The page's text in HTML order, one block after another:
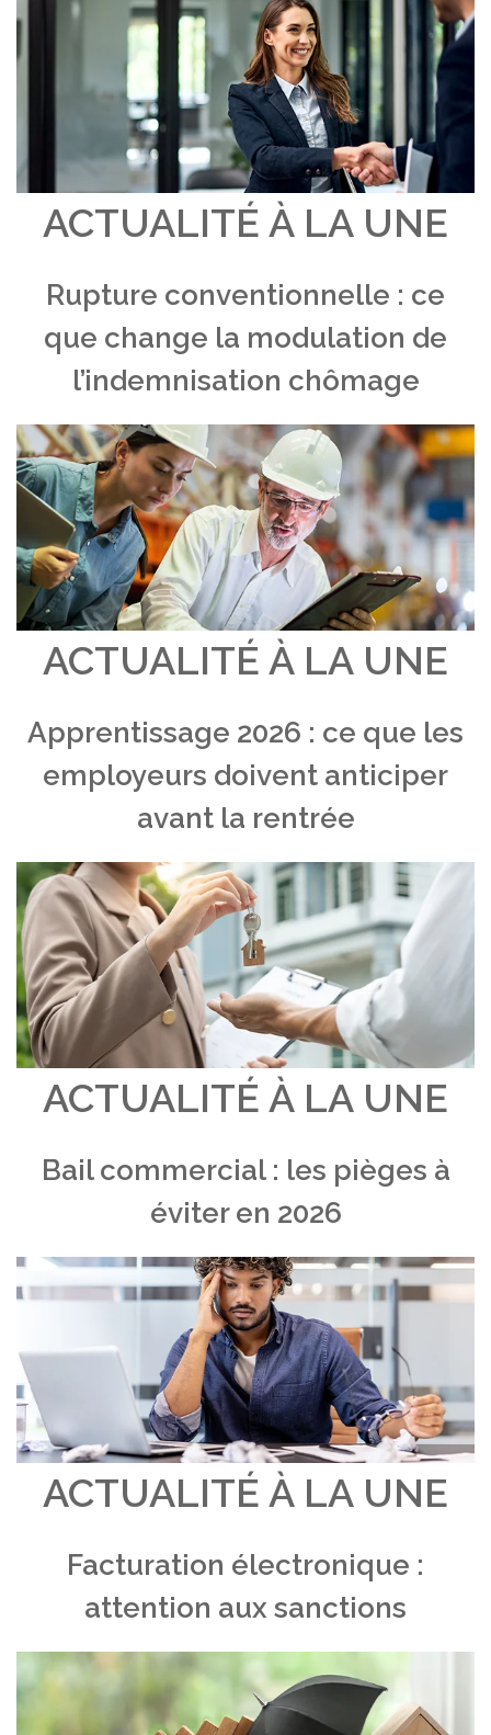
ACTUALITÉ À LA UNE
Rupture conventionnelle : ce
que change la modulation de
l’indemnisation chômage
ACTUALITÉ À LA UNE
Apprentissage 2026 : ce que les
employeurs doivent anticiper
avant la rentrée
ACTUALITÉ À LA UNE
Bail commercial : les pièges à
éviter en 2026
ACTUALITÉ À LA UNE
Facturation électronique :
attention aux sanctions